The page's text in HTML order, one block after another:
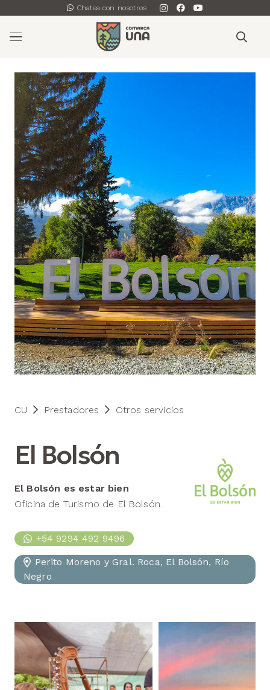
Chatea con nosotros
CU Prestadores Otros servicios
El Bolsón
El Bolsón es estar bien
Oficina de Turismo de El Bolsón.
+54 9294 492 9496
Perito Moreno y Gral. Roca, El Bolsón, Río
Negro